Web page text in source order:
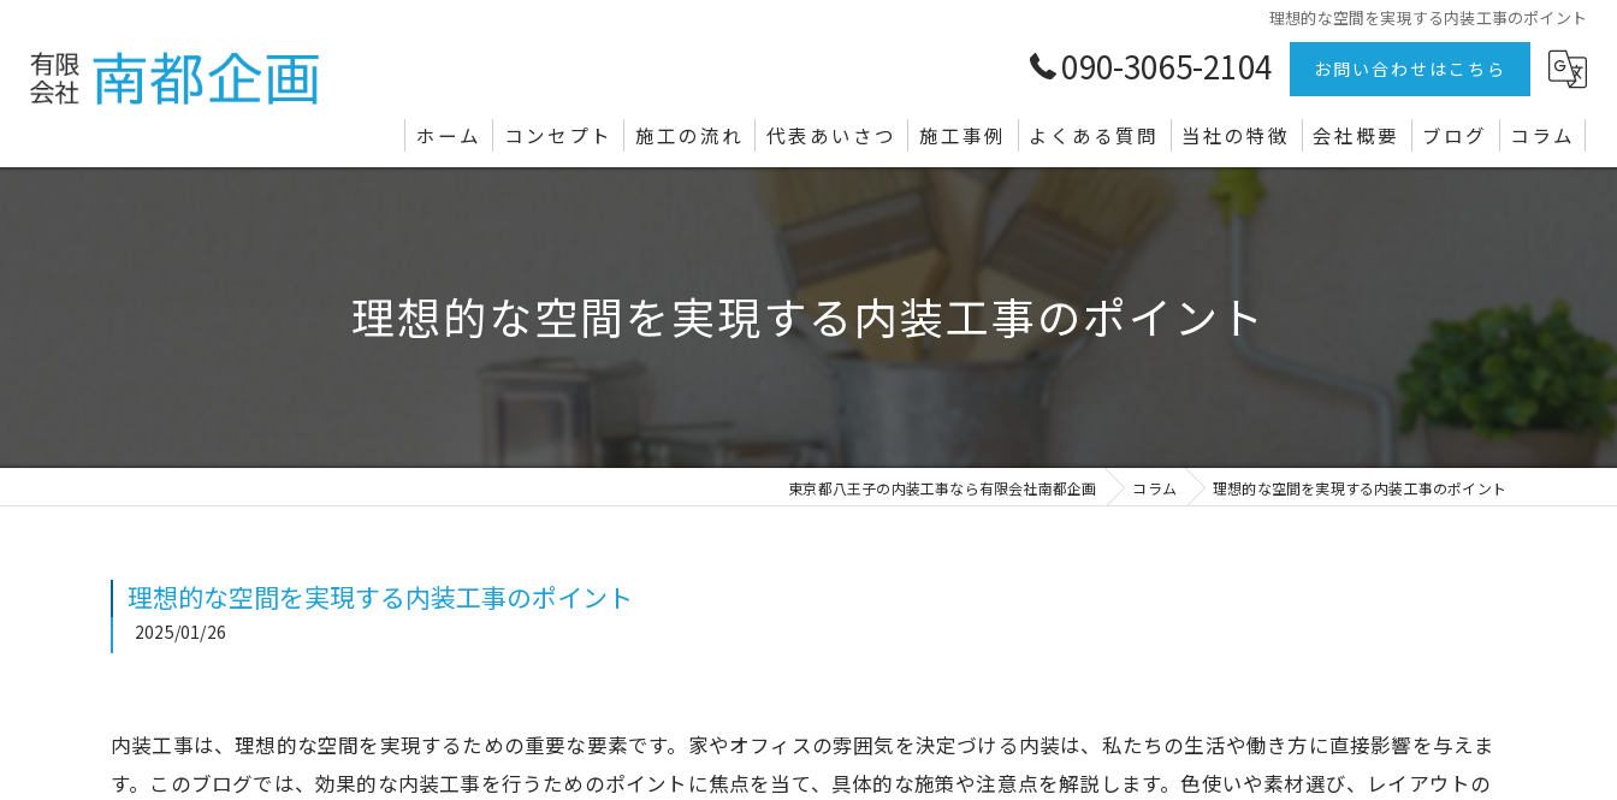
理想的な空間を実現する内装工事のポイント
090-3065-2104 お問い合わせはこちら
ホーム コンセプト 施工の流れ 代表あいさつ 施工事例 よくある質問 当社の特徴
リフォーム
オフィス
会社概要 ブログ コラム
理想的な空間を実現する内装工事のポイント
東京都八王子の内装工事なら有限会社南都企画 コラム 理想的な空間を実現する内装工事のポイント
理想的な空間を実現する内装工事のポイント
2025/01/26
内装工事は、理想的な空間を実現するための重要な要素です。家やオフィスの雰囲気を決定づける内装は、私たちの生活や働き方に直接影響を与えま
す。このブログでは、効果的な内装工事を行うためのポイントに焦点を当て、具体的な施策や注意点を解説します。色使いや素材選び、レイアウトの